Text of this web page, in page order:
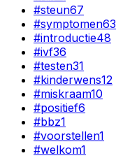
#steun67
#symptomen63
#introductie48
#ivf36
#testen31
#kinderwens12
#miskraam10
#positief6
#bbz1
#voorstellen1
#welkom1